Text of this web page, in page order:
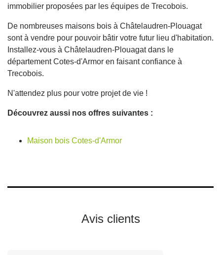
immobilier proposées par les équipes de Trecobois.
De nombreuses maisons bois à Châtelaudren-Plouagat
sont à vendre pour pouvoir bâtir votre futur lieu d'habitation.
Installez-vous à Châtelaudren-Plouagat dans le
département Cotes-d'Armor en faisant confiance à
Trecobois.
N'attendez plus pour votre projet de vie !
Découvrez aussi nos offres suivantes :
Maison bois Cotes-d'Armor
Avis clients